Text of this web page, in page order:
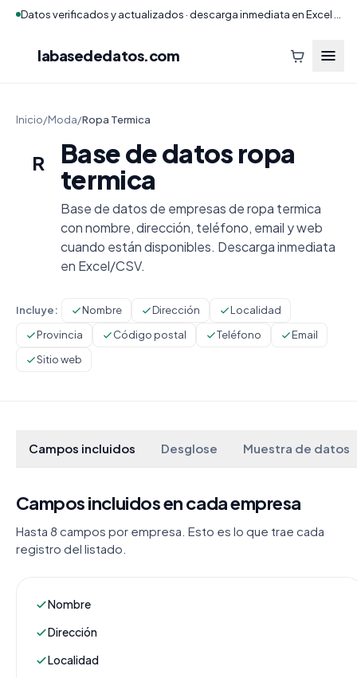
labasededatos.com
Inicio/Moda/Ropa Termica
R
Base de datos ropa
termica
Base de datos de empresas de ropa termica
con nombre, dirección, teléfono, email y web
cuando están disponibles. Descarga inmediata
en Excel/CSV.
Incluye: Nombre Dirección
Localidad
Provincia
Código postal Teléfono
Email
Sitio web
Campos incluidos Desglose Muestra de datos
Campos incluidos en cada empresa
Hasta 8 campos por empresa. Esto es lo que trae cada
registro del listado.
Nombre
Dirección
Localidad